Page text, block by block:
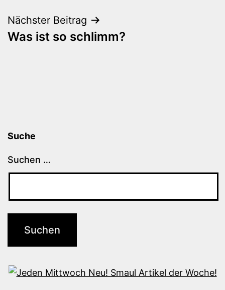
Nächster Beitrag
Was ist so schlimm?
Suche
Suchen …